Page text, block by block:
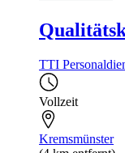
TTI
Vollzeit
Kremsmünster